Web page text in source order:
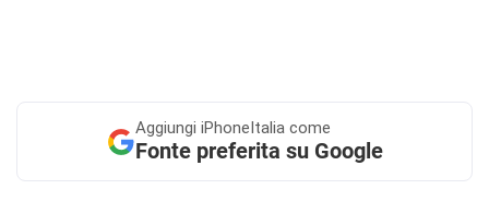
Aggiungi iPhoneItalia come
Fonte preferita su Google